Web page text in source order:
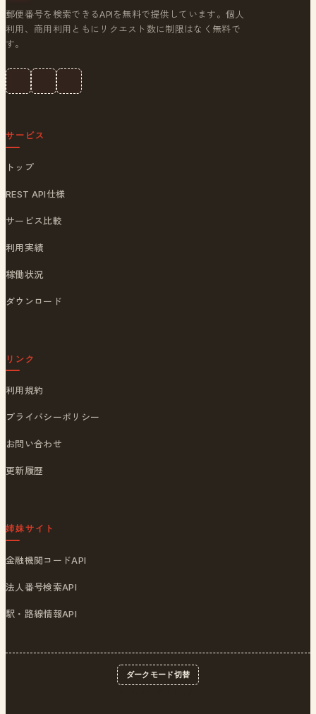
郵便番号を検索できるAPIを無料で提供しています。個人
利用、商用利用ともにリクエスト数に制限はなく無料で
す。
サービス
トップ
REST API仕様
サービス比較
利用実績
稼働状況
ダウンロード
リンク
利用規約
プライバシーポリシー
お問い合わせ
更新履歴
姉妹サイト
金融機関コードAPI
法人番号検索API
駅・路線情報API
ダークモード切替